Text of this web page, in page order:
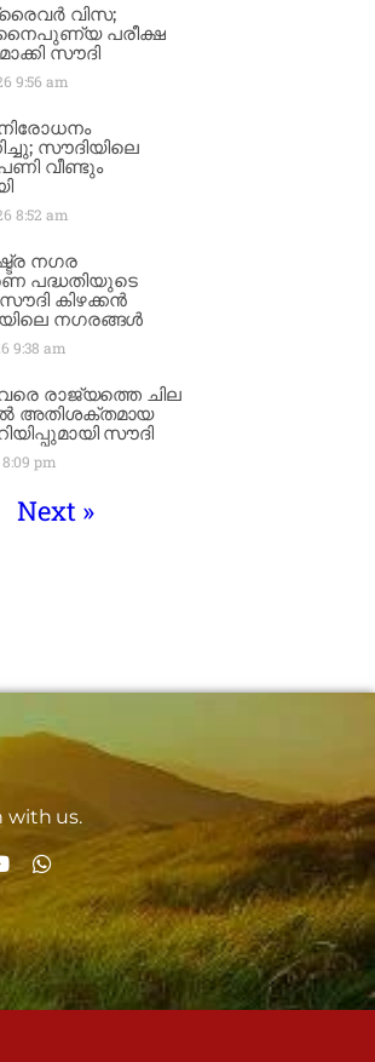
വിസ;
പരീക്ഷ
സൗദി
9:56 am
സൗദിയിലെ
വീണ്ടും
8:52 am
നഗര
പദ്ധതിയുടെ
കിഴക്കൻ
നഗരങ്ങൾ
9:38 am
രാജ്യത്തെ ചില
അതിശക്തമായ
സൗദി
8:09 pm
Next »
with us.